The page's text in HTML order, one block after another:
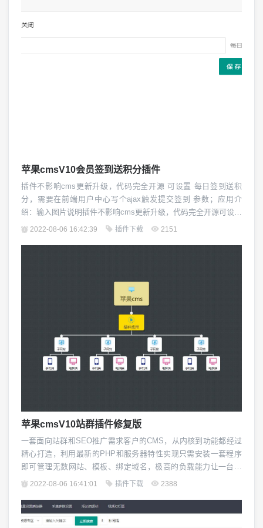
苹果cmsV10会员签到送积分插件
插件不影响cms更新升级，代码完全开源 可设置 每日签到送积
分，需要在前端用户中心写个ajax触发提交签到 参数；应用介
绍：输入图片说明插件不影响cms更新升级，代码完全开源可设置
每日签到送积分，需要在前端用户中心写个ajax触发提交签到 参
2022-08-06 16:42:39 插件下载 2151
苹果cmsV10站群插件修复版
一套面向站群和SEO推广需求客户的CMS，从内核到功能都经过
精心打造，利用最新的PHP和服务器特性实现只需安装一套程序
即可管理无数网站、模板、绑定域名，极高的负载能力让一台单
核云服务器即可承载数百网站，可操作用于关键词流量、站群流
的首选系统！插件支持：导入导出子网站数据。子网站列表分
页、无限添加子网站。子网手机版、电脑模板、模板目...
2022-08-06 16:41:01 插件下载 2388